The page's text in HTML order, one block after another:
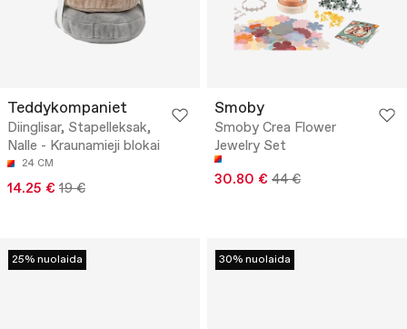
Teddykompaniet
Diinglisar, Stapelleksak,
Nalle - Kraunamieji blokai
24 CM
14.25 € 19 €
Smoby
Smoby Crea Flower
Jewelry Set
30.80 € 44 €
25% nuolaida 30% nuolaida